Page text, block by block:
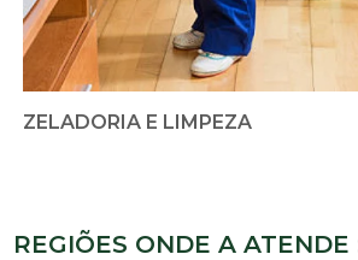
ZELADORIA E LIMPEZA
REGIÕES ONDE A ATENDE